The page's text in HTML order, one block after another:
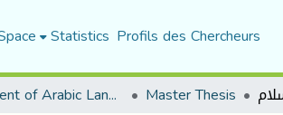
Statistics Profils des Chercheurs
Department of Arabic Language and Literature Master Thesis